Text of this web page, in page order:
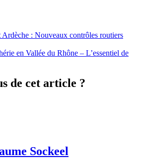
Ardèche : Nouveaux contrôles routiers
en Vallée du Rhône – L’essentiel de
de cet article ?
Sockeel